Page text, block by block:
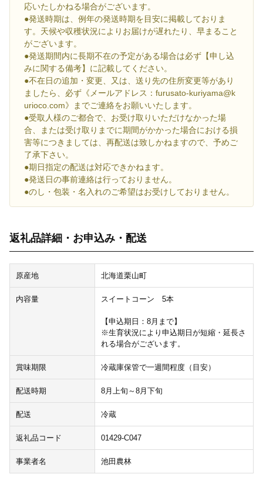
応いたしかねる場合がございます。
●発送時期は、例年の発送時期を目安に掲載しておりま
す。天候や収穫状況によりお届けが遅れたり、早まること
がございます。
●発送期間内に長期不在の予定がある場合は必ず【申し込
みに関する備考】に記載してください。
●不在日の追加・変更、又は、送り先の住所変更等があり
ましたら、必ず《メールアドレス：furusato-kuriyama@k
urioco.com》までご連絡をお願いいたします。
●受取人様のご都合で、お受け取りいただけなかった場
合、または受け取りまでに期間がかかった場合における損
害等につきましては、再配送は致しかねますので、予めご
了承下さい。
●期日指定の配送は対応できかねます。
●発送日の事前連絡は行っておりません。
●のし・包装・名入れのご希望はお受けしておりません。
返礼品詳細・お申込み・配送
原産地 北海道栗山町
内容量 スイートコーン 5本
【申込期日：8月まで】
※生育状況により申込期日が短縮・延長さ
れる場合がございます。
賞味期限 冷蔵庫保管で一週間程度（目安）
配送時期 8月上旬～8月下旬
配送 冷蔵
返礼品コード 01429-C047
事業者名 池田農林